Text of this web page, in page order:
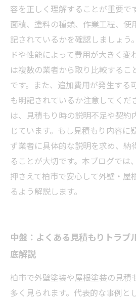
容を正しく理解することが重要で
面積、塗料の種類、作業工程、使
記されているかを確認しましょう
ドや性能によって費用が大きく変
は複数の業者から取り比較するこ
です。また、追加費用が発生する
も明記されているか注意してくだ
は、見積もり時の説明不足や契約
じています。もし見積もり内容に
ず業者に具体的な説明を求め、納
ることが大切です。本ブログでは
押さえて柏市で安心して外壁・屋
るよう解説します。
中盤：よくある見積もりトラブ
底解説
柏市で外壁塗装や屋根塗装の見積
多く見られます。代表的な事例と